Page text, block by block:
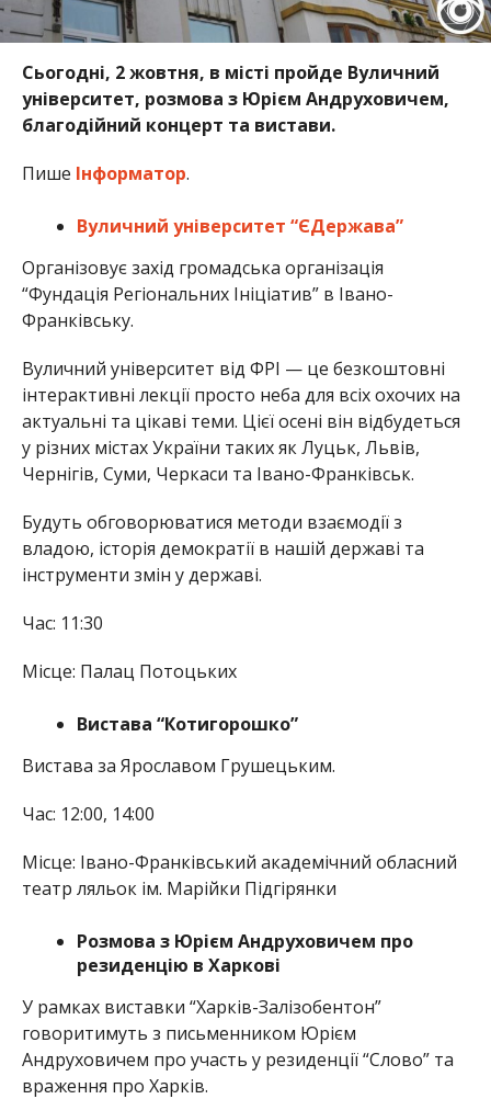
Сьогодні, 2 жовтня, в місті пройде Вуличний
університет, розмова з Юрієм Андруховичем,
благодійний концерт та вистави.
Пише Інформатор.
Вуличний університет “ЄДержава”
Організовує захід громадська організація
“Фундація Регіональних Ініціатив” в Івано-
Франківську.
Вуличний університет від ФРІ — це безкоштовні
інтерактивні лекції просто неба для всіх охочих на
актуальні та цікаві теми. Цієї осені він відбудеться
у різних містах України таких як Луцьк, Львів,
Чернігів, Суми, Черкаси та Івано-Франківськ.
Будуть обговорюватися методи взаємодії з
владою, історія демократії в нашій державі та
інструменти змін у державі.
Час: 11:30
Місце: Палац Потоцьких
Вистава “Котигорошко”
Вистава за Ярославом Грушецьким.
Час: 12:00, 14:00
Місце: Івано-Франківський академічний обласний
театр ляльок ім. Марійки Підгірянки
Розмова з Юрієм Андруховичем про
резиденцію в Харкові
У рамках виставки “Харків-Залізобентон”
говоритимуть з письменником Юрієм
Андруховичем про участь у резиденції “Слово” та
враження про Харків.